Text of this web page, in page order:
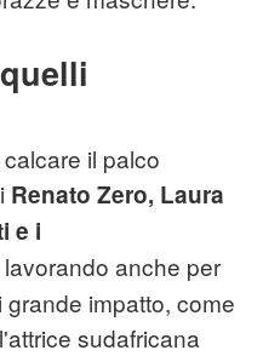
il palco
Renato Zero, Laura
e i
anche per
impatto, come
sudafricana